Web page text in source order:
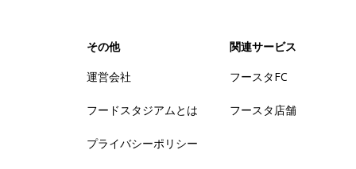
その他
運営会社
フードスタジアムとは
プライバシーポリシー
関連サービス
フースタFC
フースタ店舗